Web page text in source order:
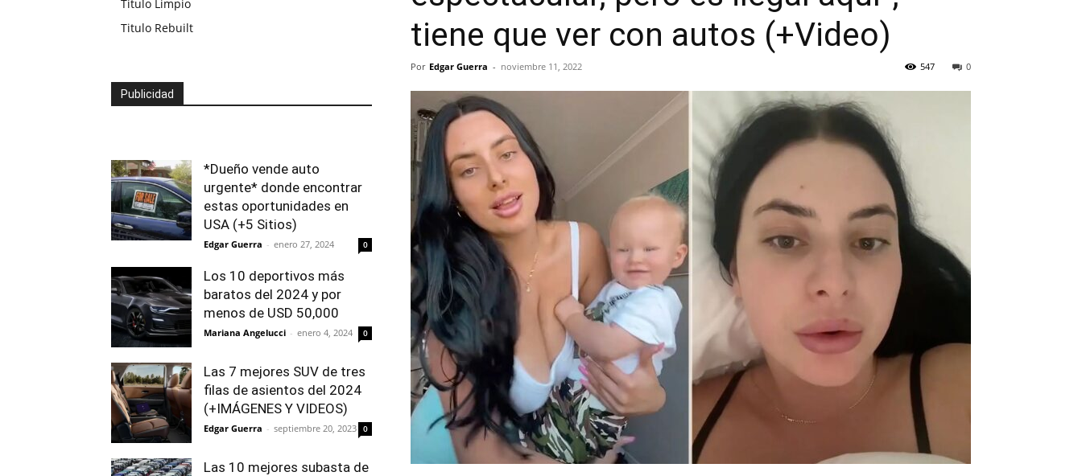
tiene que ver con autos (+Video)
Por Edgar Guerra - noviembre 11, 2022 0
547
Titulo Limpio
Titulo Rebuilt
Publicidad
*Dueño vende auto
urgente* donde encontrar
estas oportunidades en
USA (+5 Sitios)
Edgar Guerra - enero 27, 2024 0
Los 10 deportivos más
baratos del 2024 y por
menos de USD 50,000
Mariana Angelucci - enero 4, 2024 0
Las 7 mejores SUV de tres
filas de asientos del 2024
(+IMÁGENES Y VIDEOS)
Edgar Guerra - septiembre 20, 2023 0
Las 10 mejores subasta de